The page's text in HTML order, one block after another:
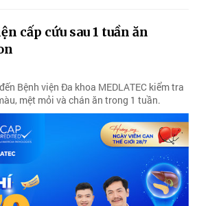
cấp cứu sau 1 tuần ăn
Bệnh viện Đa khoa MEDLATEC kiểm tra
mệt mỏi và chán ăn trong 1 tuần.